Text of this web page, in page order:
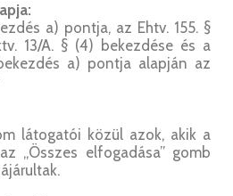
a) pontja, az Ehtv. 155. §
13/A. § (4) bekezdése és a
a) pontja alapján az
látogatói közül azok, akik a
„Összes elfogadása” gomb